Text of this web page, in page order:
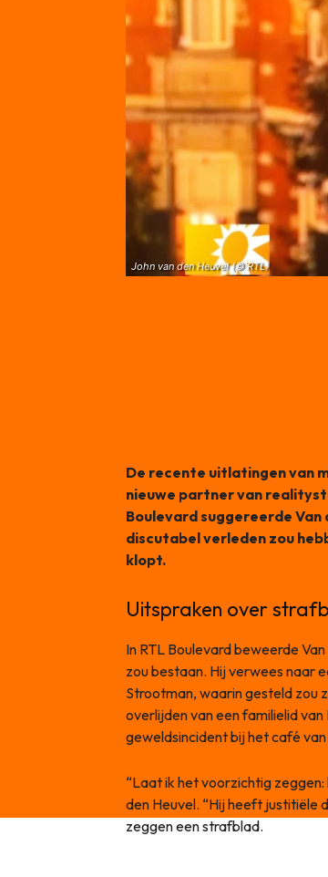
John van den Heuvel (© RTL)
De recente uitlatingen van
nieuwe partner van
Boulevard suggereerde Van
discutabel verleden zou
klopt.
Uitspraken over
In RTL Boulevard beweerde
zou bestaan. Hij verwees naar
Strootman, waarin gesteld zou
overlijden van een familielid
geweldsincident bij het café van
“Laat ik het voorzichtig zeggen:
den Heuvel. “Hij heeft justitiële
zeggen een strafblad.